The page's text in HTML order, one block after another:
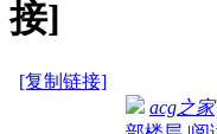
接]
[复制链接]
acg之家